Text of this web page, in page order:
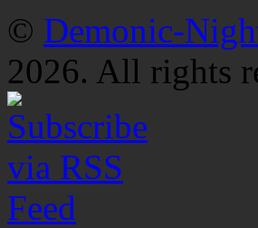
© Demonic-
2026. All rights